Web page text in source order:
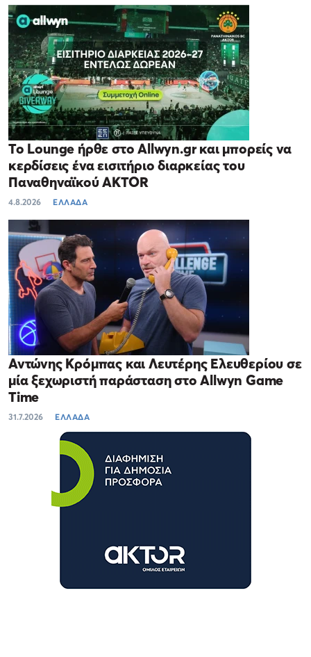
Το Lounge ήρθε στο Allwyn.gr και μπορείς να
κερδίσεις ένα εισιτήριο διαρκείας του
Παναθηναϊκού AKTOR
4.8.2026 ΕΛΛΑΔΑ
Αντώνης Κρόμπας και Λευτέρης Ελευθερίου σε
μία ξεχωριστή παράσταση στο Allwyn Game
Time
31.7.2026 ΕΛΛΑΔΑ